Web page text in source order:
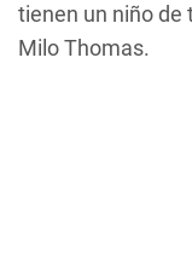
tienen un niño de
Milo Thomas.